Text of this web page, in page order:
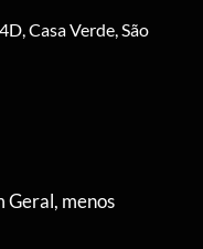
Casa Verde, São
Geral, menos